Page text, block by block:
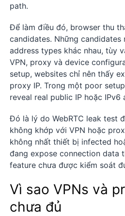
path.
Để làm điều đó, browser thu
candidates. Những candidates
address types khác nhau, tùy
VPN, proxy và device
setup, websites chỉ nên thấy
proxy IP. Trong một poor
reveal real public IP hoặc IPv6
Đó là lý do WebRTC leak test
không khớp với VPN hoặc
không nhất thiết bị infected
đang expose connection data
feature chưa được kiểm soát
Vì sao VPNs và
chưa đủ